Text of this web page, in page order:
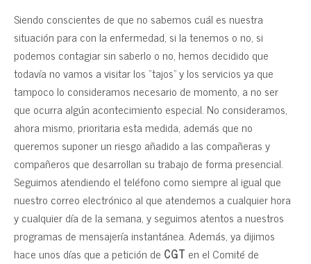
Siendo conscientes de que no sabemos cuál es nuestra
situación para con la enfermedad, si la tenemos o no, si
podemos contagiar sin saberlo o no, hemos decidido que
todavía no vamos a visitar los “tajos” y los servicios ya que
tampoco lo consideramos necesario de momento, a no ser
que ocurra algún acontecimiento especial. No consideramos,
ahora mismo, prioritaria esta medida, además que no
queremos suponer un riesgo añadido a las compañeras y
compañeros que desarrollan su trabajo de forma presencial.
Seguimos atendiendo el teléfono como siempre al igual que
nuestro correo electrónico al que atendemos a cualquier hora
y cualquier día de la semana, y seguimos atentos a nuestros
programas de mensajería instantánea. Además, ya dijimos
hace unos días que a petición de CGT en el Comité de